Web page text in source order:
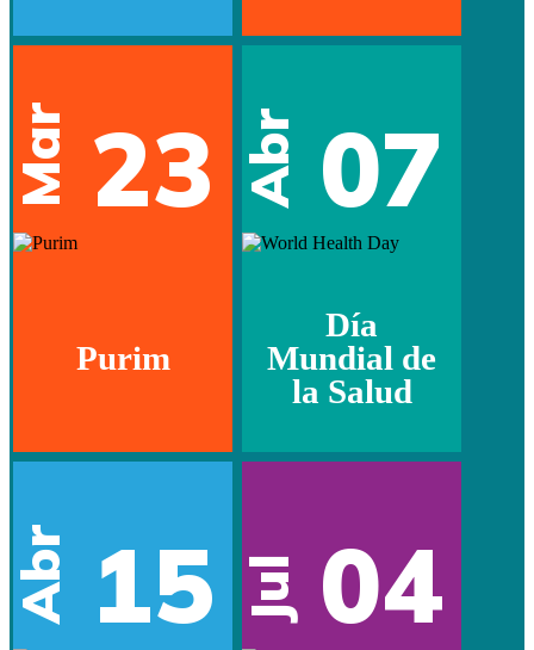
Mar 23
Purim
Abr 07
Día
Mundial de
la Salud
Abr 15 Jul 04